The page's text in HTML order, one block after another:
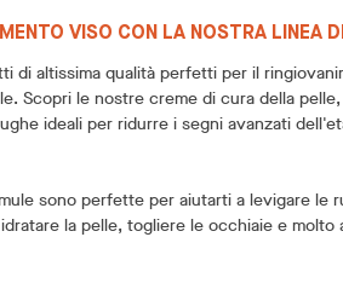
VISO CON LA NOSTRA LINEA
di altissima qualità perfetti per il
Scopri le nostre creme di cura della
ideali per ridurre i segni avanzati
sono perfette per aiutarti a levigare le
la pelle, togliere le occhiaie e molto